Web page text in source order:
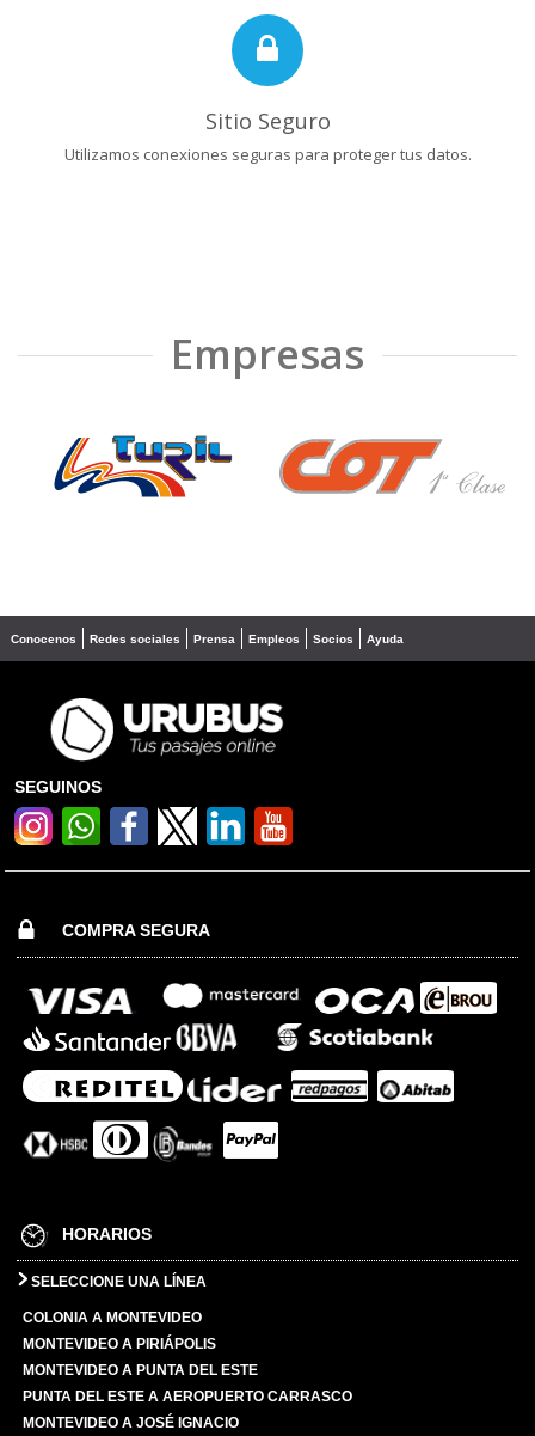
Sitio Seguro
Utilizamos conexiones seguras para proteger tus datos.
Empresas
❮ ❯
Conocenos Redes sociales Prensa Empleos Socios Ayuda
SEGUINOS
COMPRA SEGURA
HORARIOS
SELECCIONE UNA LÍNEA
COLONIA A MONTEVIDEO
MONTEVIDEO A PIRIÁPOLIS
MONTEVIDEO A PUNTA DEL ESTE
PUNTA DEL ESTE A AEROPUERTO CARRASCO
MONTEVIDEO A JOSÉ IGNACIO